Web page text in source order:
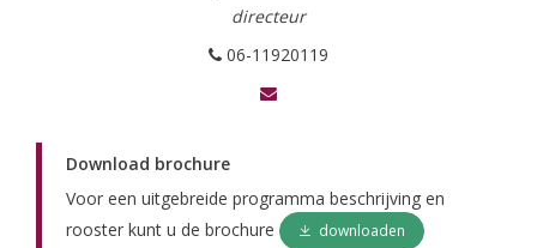
directeur
06-11920119
Download brochure
Voor een uitgebreide programma beschrijving en
rooster kunt u de brochure
downloaden